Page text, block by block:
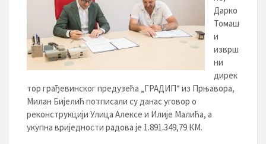
Дарко
Томаш
и
изврш
ни
дирек
тор грађевинског предузећа „ГРАДИП“ из Прњавора,
Милан Бијелић потписали су данас уговор о
реконструкцији Улицa Алексе и Илије Малића, а
укупна вриједности радова је 1.891.349,79 КМ.